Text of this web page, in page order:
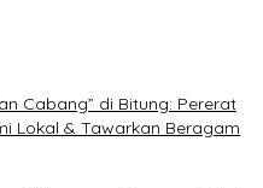
Cabang” di Bitung: Pererat
Lokal & Tawarkan Beragam